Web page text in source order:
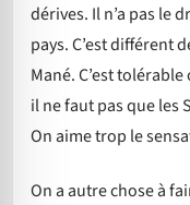
dérives. Il n’a pas le
pays. C’est différent
Mané. C’est
il ne faut pas que les
On aime trop le
On a autre chose à